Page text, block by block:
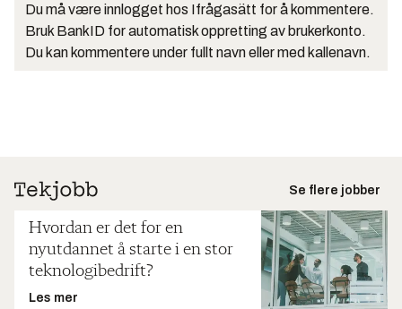
Du må være innlogget hos Ifrågasätt for å kommentere.
Bruk BankID for automatisk oppretting av brukerkonto.
Du kan kommentere under fullt navn eller med kallenavn.
Se flere jobber
Hvordan er det for en
nyutdannet å starte i en stor
teknologibedrift?
Les mer